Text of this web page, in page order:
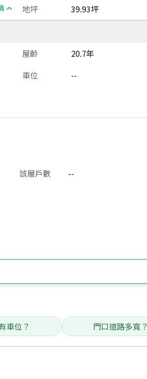
地坪
39.93坪
屋齡
20.7年
車位
--
該層戶數
--
車位？ 門口道路多寬？